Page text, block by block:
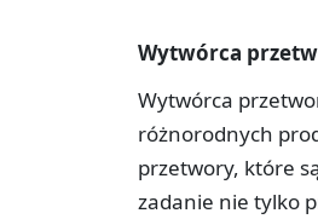
Wytwórca
Wytwórca
różnorodnych
przetwory, które
zadanie nie tylko